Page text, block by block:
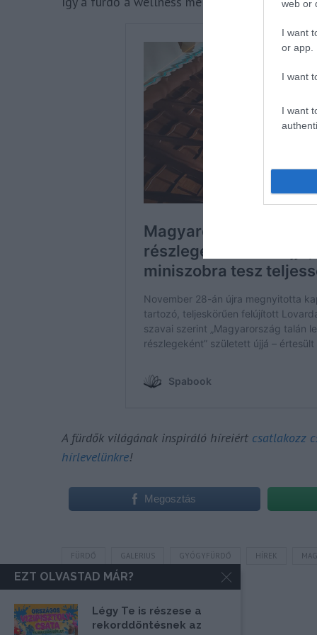
web or
I want
or app.
I want
I want
A fürdők világának inspiráló híreiért csatlakozz
hírlevelünkre!
Megosztás
FÜRDŐ GALERIUS GYÓGYFÜRDŐ HÍREK
EZT OLVASTAD MÁR?
Légy Te is részese a
rekorddöntésnek az